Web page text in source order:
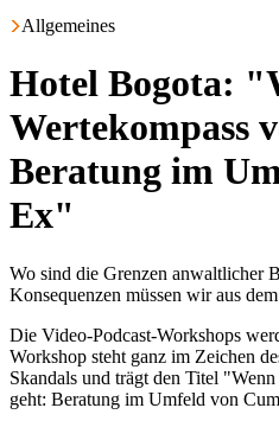
Allgemeines
Hotel Bogota:
Wertekompass
Beratung im
Ex"
Wo sind die Grenzen anwaltlicher
Konsequenzen müssen wir aus
Die Video-Podcast-Workshops
Workshop steht ganz im Zeichen
Skandals und trägt den Titel
geht: Beratung im Umfeld von